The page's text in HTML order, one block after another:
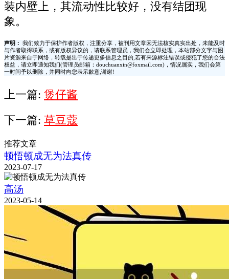
装内壁上，其流动性比较好，没有结团现
象。
声明：
我们致力于保护作者版权，注重分享，被刊用文章因无法核实真实出处，未能及时
与作者取得联系，或有版权异议的，请联系管理员，我们会立即处理，本站部分文字与图
片资源来自于网络，转载是出于传递更多信息之目的,若有来源标注错误或侵犯了您的合法
权益，请立即通知我们(管理员邮箱：douchuanxin@foxmail.com)，情况属实，我们会第
一时间予以删除，并同时向您表示歉意,谢谢!
上一篇: 煲仔酱
下一篇: 草豆蔻
推荐文章
顿悟顿成无为法真传
2023-07-17
高汤
2023-05-14